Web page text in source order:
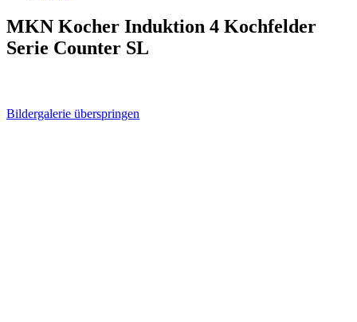
MKN Kocher Induktion 4 Kochfelder
Serie Counter SL
Bildergalerie überspringen